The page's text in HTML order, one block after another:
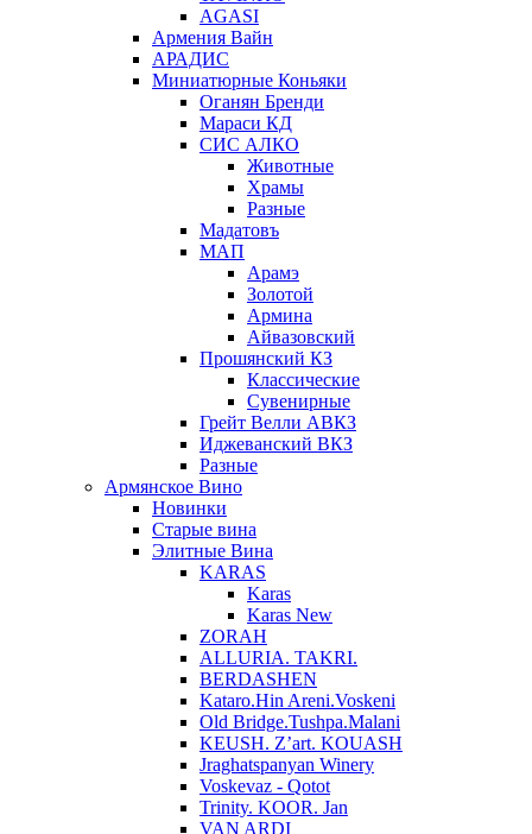
AGASI
Армения Вайн
АРАДИС
Миниатюрные Коньяки
Оганян Бренди
Мараси КД
СИС АЛКО
Животные
Храмы
Разные
Мадатовъ
МАП
Арамэ
Золотой
Армина
Айвазовский
Прошянский КЗ
Классические
Сувенирные
Грейт Велли АВКЗ
Иджеванский ВКЗ
Разные
Армянское Вино
Новинки
Старые вина
Элитные Вина
KARAS
Karas
Karas New
ZORAH
ALLURIA. TAKRI.
BERDASHEN
Kataro.Hin Areni.Voskeni
Old Bridge.Tushpa.Malani
KEUSH. Z’art. KOUASH
Jraghatspanyan Winery
Voskevaz - Qotot
Trinity. KOOR. Jan
VAN ARDI